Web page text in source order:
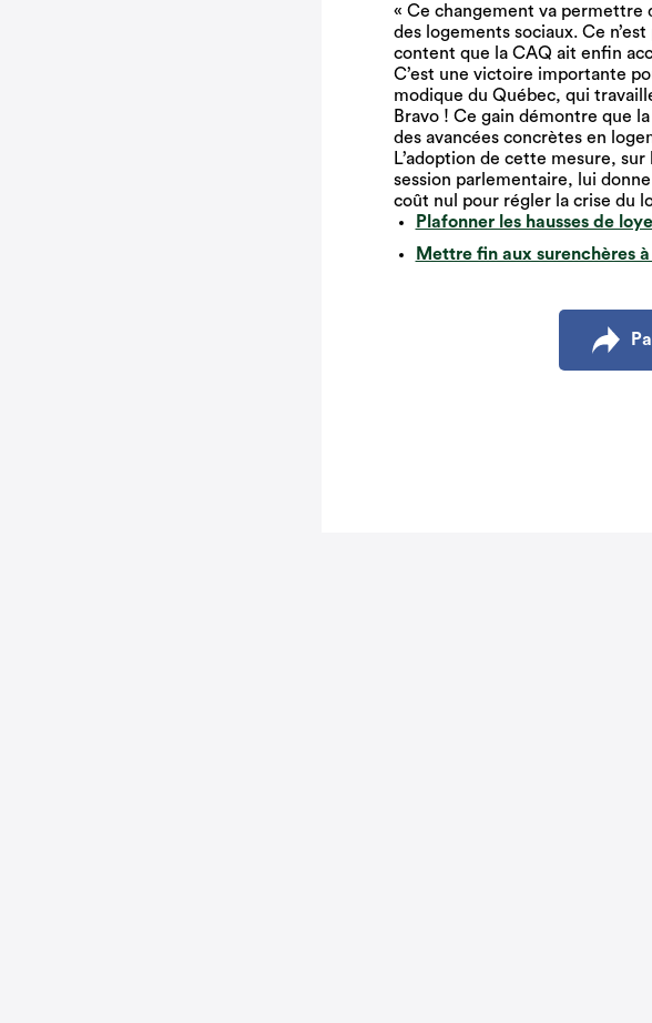
« Ce changement va permettre
des logements sociaux. Ce
content que la CAQ ait enfin
C’est une victoire importante
modique du Québec, qui
Bravo ! Ce gain démontre que
des avancées concrètes en
L’adoption de cette mesure,
session parlementaire, lui
coût nul pour régler la crise du
Plafonner les hausses de
Mettre fin aux surenchères à